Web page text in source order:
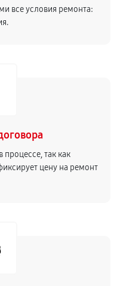
все условия ремонта:
процессе, так как
цену на ремонт